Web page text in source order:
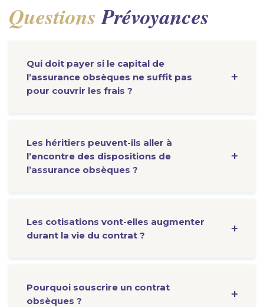
QuestionsPrévoyances
Qui doit payer si le capital de
l’assurance obsèques ne suffit pas
pour couvrir les frais ?
Les héritiers peuvent-ils aller à
l’encontre des dispositions de
l’assurance obsèques ?
Les cotisations vont-elles augmenter
durant la vie du contrat ?
Pourquoi souscrire un contrat
obsèques ?